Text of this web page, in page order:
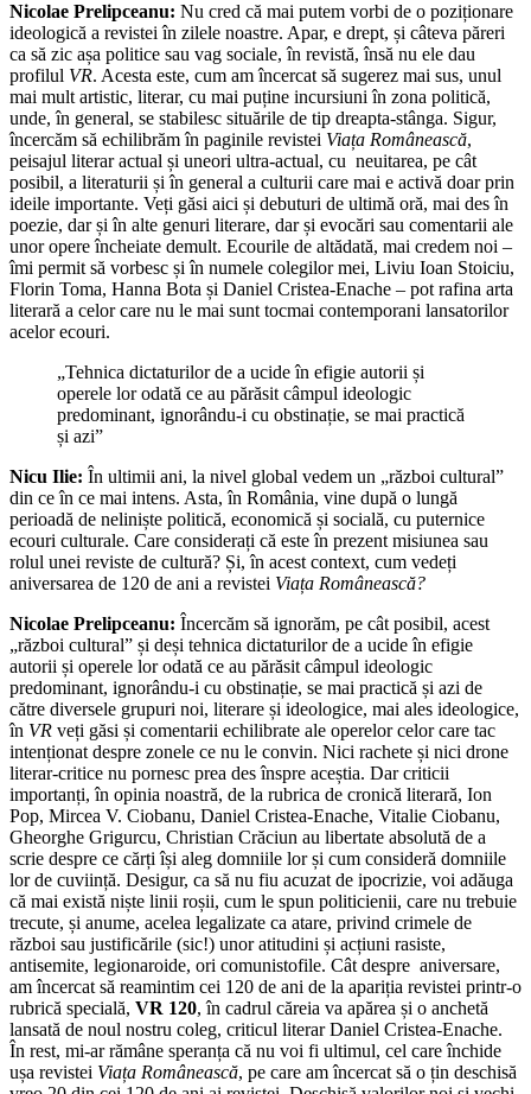
Nicolae Prelipceanu: Nu cred că mai putem vorbi de o poziționare
ideologică a revistei în zilele noastre. Apar, e drept, și câteva păreri
ca să zic așa politice sau vag sociale, în revistă, însă nu ele dau
profilul VR. Acesta este, cum am încercat să sugerez mai sus, unul
mai mult artistic, literar, cu mai puține incursiuni în zona politică,
unde, în general, se stabilesc situările de tip dreapta-stânga. Sigur,
încercăm să echilibrăm în paginile revistei Viața Românească,
peisajul literar actual și uneori ultra-actual, cu neuitarea, pe cât
posibil, a literaturii și în general a culturii care mai e activă doar prin
ideile importante. Veți găsi aici și debuturi de ultimă oră, mai des în
poezie, dar și în alte genuri literare, dar și evocări sau comentarii ale
unor opere încheiate demult. Ecourile de altădată, mai credem noi –
îmi permit să vorbesc și în numele colegilor mei, Liviu Ioan Stoiciu,
Florin Toma, Hanna Bota și Daniel Cristea-Enache – pot rafina arta
literară a celor care nu le mai sunt tocmai contemporani lansatorilor
acelor ecouri.
„Tehnica dictaturilor de a ucide în efigie autorii și
operele lor odată ce au părăsit câmpul ideologic
predominant, ignorându-i cu obstinație, se mai practică
și azi”
Nicu Ilie: În ultimii ani, la nivel global vedem un „război cultural”
din ce în ce mai intens. Asta, în România, vine după o lungă
perioadă de neliniște politică, economică și socială, cu puternice
ecouri culturale. Care considerați că este în prezent misiunea sau
rolul unei reviste de cultură? Și, în acest context, cum vedeți
aniversarea de 120 de ani a revistei Viața Românească?
Nicolae Prelipceanu: Încercăm să ignorăm, pe cât posibil, acest
„război cultural” și deși tehnica dictaturilor de a ucide în efigie
autorii și operele lor odată ce au părăsit câmpul ideologic
predominant, ignorându-i cu obstinație, se mai practică și azi de
către diversele grupuri noi, literare și ideologice, mai ales ideologice,
în VR veți găsi și comentarii echilibrate ale operelor celor care tac
intenționat despre zonele ce nu le convin. Nici rachete și nici drone
literar-critice nu pornesc prea des înspre aceștia. Dar criticii
importanți, în opinia noastră, de la rubrica de cronică literară, Ion
Pop, Mircea V. Ciobanu, Daniel Cristea-Enache, Vitalie Ciobanu,
Gheorghe Grigurcu, Christian Crăciun au libertate absolută de a
scrie despre ce cărți își aleg domniile lor și cum consideră domniile
lor de cuviință. Desigur, ca să nu fiu acuzat de ipocrizie, voi adăuga
că mai există niște linii roșii, cum le spun politicienii, care nu trebuie
trecute, și anume, acelea legalizate ca atare, privind crimele de
război sau justificările (sic!) unor atitudini și acțiuni rasiste,
antisemite, legionaroide, ori comunistofile. Cât despre aniversare,
am încercat să reamintim cei 120 de ani de la apariția revistei printr-o
rubrică specială, VR 120, în cadrul căreia va apărea și o anchetă
lansată de noul nostru coleg, criticul literar Daniel Cristea-Enache.
În rest, mi-ar rămâne speranța că nu voi fi ultimul, cel care închide
ușa revistei Viața Românească, pe care am încercat să o țin deschisă